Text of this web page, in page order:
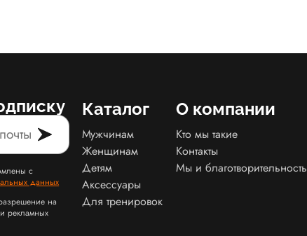
с
данных
на
рекламных
Каталог
Мужчинам
Женщинам
Детям
Аксессуары
Для тренировок
О компании
Кто мы такие
Контакты
Мы и благотворительность